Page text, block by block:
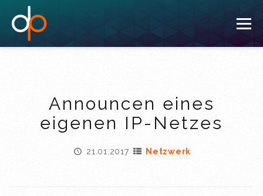
Announcen eines
eigenen IP-Netzes
21.01.2017 Netzwerk